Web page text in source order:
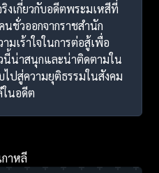
งเกี่ยวกับอดีตพระมเหสีที่
ชั่วออกจากราชสำนัก
มเร้าใจในการต่อสู้เพื่อ
นี้น่าสนุกและน่าติดตามใน
ไปสู่ความยุติธรรมในสังคม
นอดีต
กาหลี